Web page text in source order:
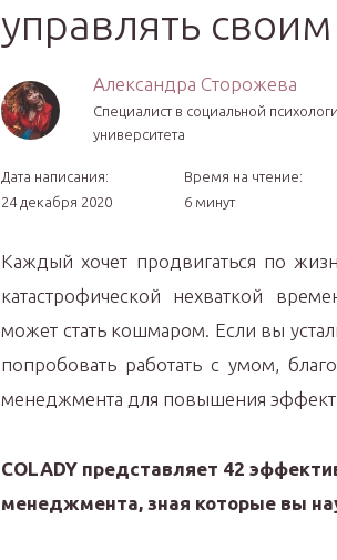
управлять
Александра Сторожева
Cпециалист в социальной
университета
Дата написания:
24 декабря 2020
Время на чтение:
6 минут
Каждый хочет продвигаться по
катастрофической нехваткой
может стать кошмаром. Если вы
попробовать работать с умом,
менеджмента для повышения
COLADY представляет 42
менеджмента, зная которые вы